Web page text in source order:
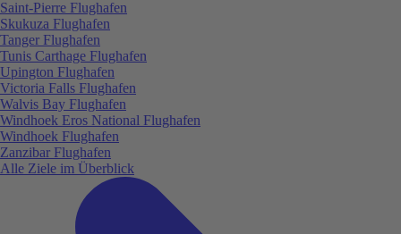
Saint-Pierre Flughafen
Skukuza Flughafen
Tanger Flughafen
Tunis Carthage Flughafen
Upington Flughafen
Victoria Falls Flughafen
Walvis Bay Flughafen
Windhoek Eros National Flughafen
Windhoek Flughafen
Zanzibar Flughafen
Alle Ziele im Überblick